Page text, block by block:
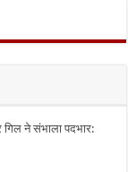
ने संभाला पदभार: